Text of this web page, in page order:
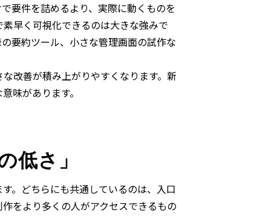
要件を詰めるより、実際に動くものを
早く可視化できるのは大きな強みで
要約ツール、小さな管理画面の試作な
改善が積み上がりやすくなります。新
味があります。
低さ」
。どちらにも共通しているのは、入口
をより多くの人がアクセスできるもの